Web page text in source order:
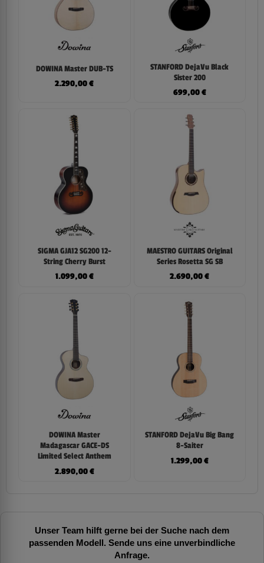
DOWINA Master DUB-TS
2.290,00€
STANFORD DejaVu Black
Sister 200
699,00€
SIGMA GJA12 SG200 12-
String Cherry Burst
1.099,00€
MAESTRO GUITARS Original
Series Rosetta SG SB
2.690,00€
DOWINA Master
Madagascar GACE-DS
Limited Select Anthem
2.890,00€
STANFORD DejaVu Big Bang
8-Saiter
1.299,00€
Unser Team hilft gerne bei der Suche nach dem
passenden Modell. Sende uns eine unverbindliche
Anfrage.